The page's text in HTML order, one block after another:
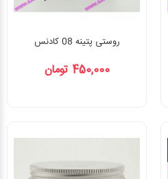
روستی پتینه 08 کادنس
450,000 تومان